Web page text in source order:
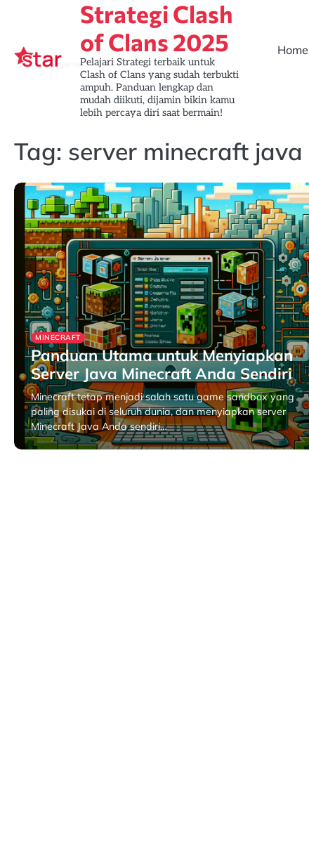
Strategi Clash
of Clans 2025
Pelajari Strategi terbaik untuk
Clash of Clans yang sudah terbukti
ampuh. Panduan lengkap dan
mudah diikuti, dijamin bikin kamu
lebih percaya diri saat bermain!
Home
Tag: server minecraft java
MINECRAFT
Panduan Utama untuk Menyiapkan
Server Java Minecraft Anda Sendiri
Minecraft tetap menjadi salah satu game sandbox yang
paling disukai di seluruh dunia, dan menyiapkan server
Minecraft Java Anda sendiri…
May 10, 2026